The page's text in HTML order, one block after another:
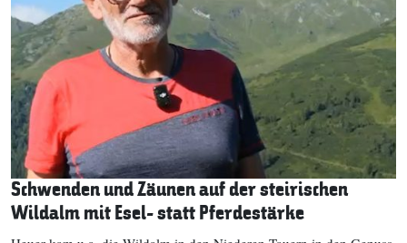
Schwenden und Zäunen auf der steirischen
Wildalm mit Esel- statt Pferdestärke